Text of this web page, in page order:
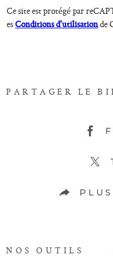
Ce site est protégé par
esConditions d'utilisationde
PARTAGER LE
NOS OUTILS